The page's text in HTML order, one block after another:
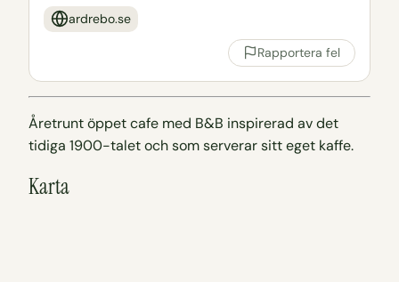
ardrebo.se
Rapportera fel
Åretrunt öppet cafe med B&B inspirerad av det
tidiga 1900-talet och som serverar sitt eget kaffe.
Karta